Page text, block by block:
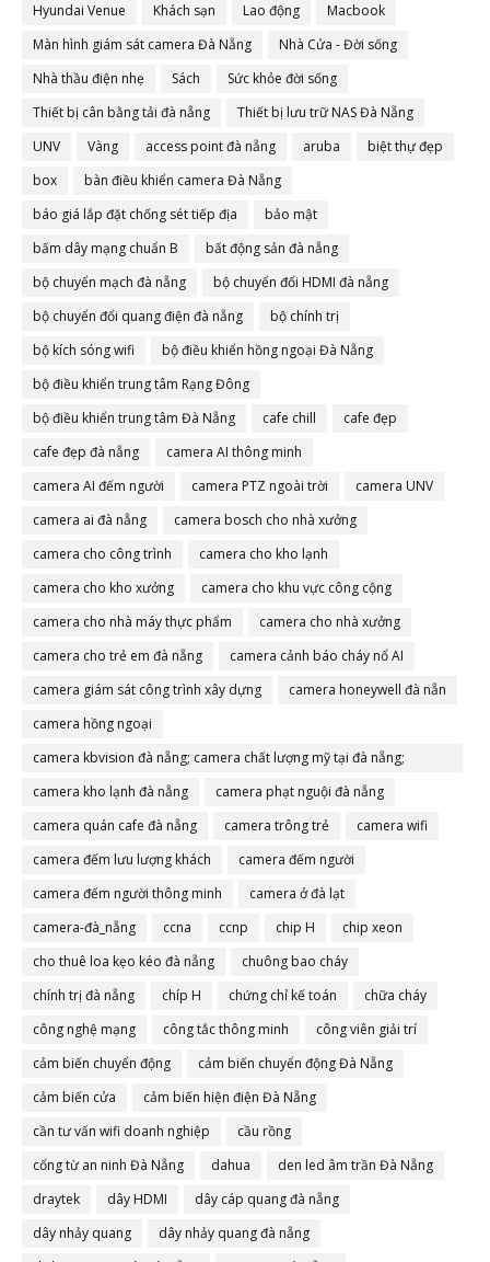
Hyundai Venue
Khách sạn Lao động
Macbook
Màn hình giám sát camera Đà Nẵng
Nhà Cửa - Đời sống
Nhà thầu điện nhẹ
Sách
Sức khỏe đời sống
Thiết bị cân bằng tải đà nẵng
Thiết bị lưu trữ NAS Đà Nẵng
UNV
Vàng access point đà nẵng aruba
biệt thự đẹp
box
bàn điều khiển camera Đà Nẵng
báo giá lắp đặt chống sét tiếp địa
bảo mật
bấm dây mạng chuẩn B
bất động sản đà nẵng
bộ chuyển mạch đà nẵng
bộ chuyển đổi HDMI đà nẵng
bộ chuyển đổi quang điện đà nẵng
bộ chính trị
bộ kích sóng wifi
bộ điều khiển hồng ngoại Đà Nẵng
bộ điều khiển trung tâm Rạng Đông
bộ điều khiển trung tâm Đà Nẵng
cafe chill
cafe đẹp
cafe đẹp đà nẵng
camera AI thông minh
camera AI đếm người
camera PTZ ngoài trời
camera UNV
camera ai đà nẵng
camera bosch cho nhà xưởng
camera cho công trình
camera cho kho lạnh
camera cho kho xưởng
camera cho khu vực công cộng
camera cho nhà máy thực phẩm
camera cho nhà xưởng
camera cho trẻ em đà nẵng
camera cảnh báo cháy nổ AI
camera giám sát công trình xây dựng
camera honeywell đà nẵn
camera hồng ngoại
camera kbvision đà nẵng; camera chất lượng mỹ tại đà nẵng;
camera đà nẵng
camera kho lạnh đà nẵng
camera phạt nguội đà nẵng
camera quán cafe đà nẵng
camera trông trẻ
camera wifi
camera đếm lưu lượng khách
camera đếm người
camera đếm người thông minh
camera ở đà lạt
camera-đà_nẵng
ccna ccnp chip H
chip xeon
cho thuê loa kẹo kéo đà nẵng
chuông bao cháy
chính trị đà nẵng
chíp H chứng chỉ kế toán
chữa cháy
công nghệ mạng
công tắc thông minh
công viên giải trí
cảm biến chuyển động
cảm biến chuyển động Đà Nẵng
cảm biến cửa
cảm biến hiện điện Đà Nẵng
cần tư vấn wifi doanh nghiệp
cầu rồng
cổng từ an ninh Đà Nẵng
dahua
den led âm trần Đà Nẵng
draytek
dây HDMI
dây cáp quang đà nẵng
dây nhảy quang
dây nhảy quang đà nẵng